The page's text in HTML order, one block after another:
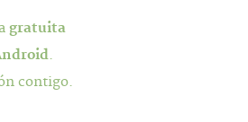
gratuita
.
contigo.